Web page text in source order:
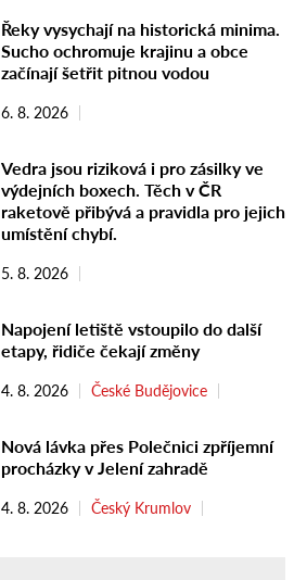
Řeky vysychají na historická minima.
Sucho ochromuje krajinu a obce
začínají šetřit pitnou vodou
6. 8. 2026
Vedra jsou riziková i pro zásilky ve
výdejních boxech. Těch v ČR
raketově přibývá a pravidla pro jejich
umístění chybí.
5. 8. 2026
Napojení letiště vstoupilo do další
etapy, řidiče čekají změny
4. 8. 2026 České Budějovice
Nová lávka přes Polečnici zpříjemní
procházky v Jelení zahradě
4. 8. 2026 Český Krumlov